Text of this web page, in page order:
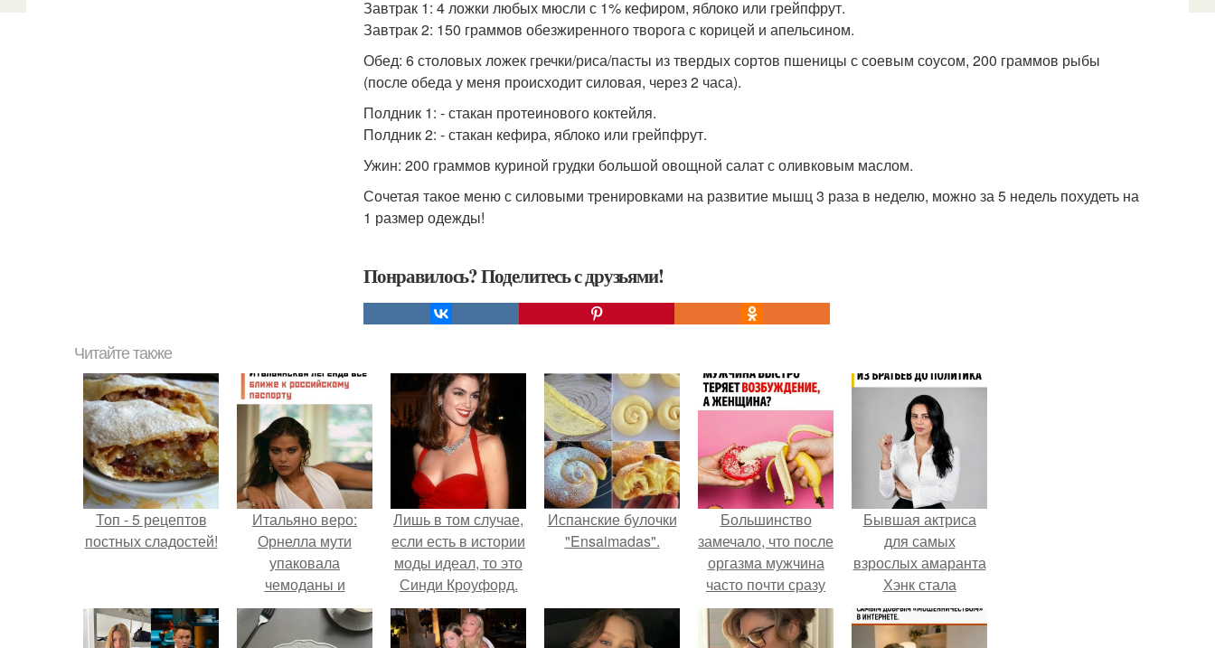
Завтрак 1: 4 ложки любых мюсли с 1% кефиром, яблоко или грейпфрут.
Завтрак 2: 150 граммов обезжиренного творога с корицей и апельсином.
Обед: 6 столовых ложек гречки/риса/пасты из твердых сортов пшеницы с соевым соусом, 200 граммов рыбы
(после обеда у меня происходит силовая, через 2 часа).
Полдник 1: - стакан протеинового коктейля.
Полдник 2: - стакан кефира, яблоко или грейпфрут.
Ужин: 200 граммов куриной грудки большой овощной салат с оливковым маслом.
Сочетая такое меню с силовыми тренировками на развитие мышц 3 раза в неделю, можно за 5 недель похудеть на
1 размер одежды!
Понравилось? Поделитесь с друзьями!
Читайте также
Топ - 5 рецептов
постных сладостей!
Итальяно веро:
Орнелла мути
упаковала
чемоданы и
готовится
обзавестись
Лишь в том случае,
если есть в истории
моды идеал, то это
Синди Кроуфорд.
Испанские булочки
"Ensaimadas".
Большинство
замечало, что после
оргазма мужчина
часто почти сразу
теряет
возбуждение, тогда
Бывшая актриса
для самых
взрослых амаранта
Хэнк стала
сенатором в
Колумбии.